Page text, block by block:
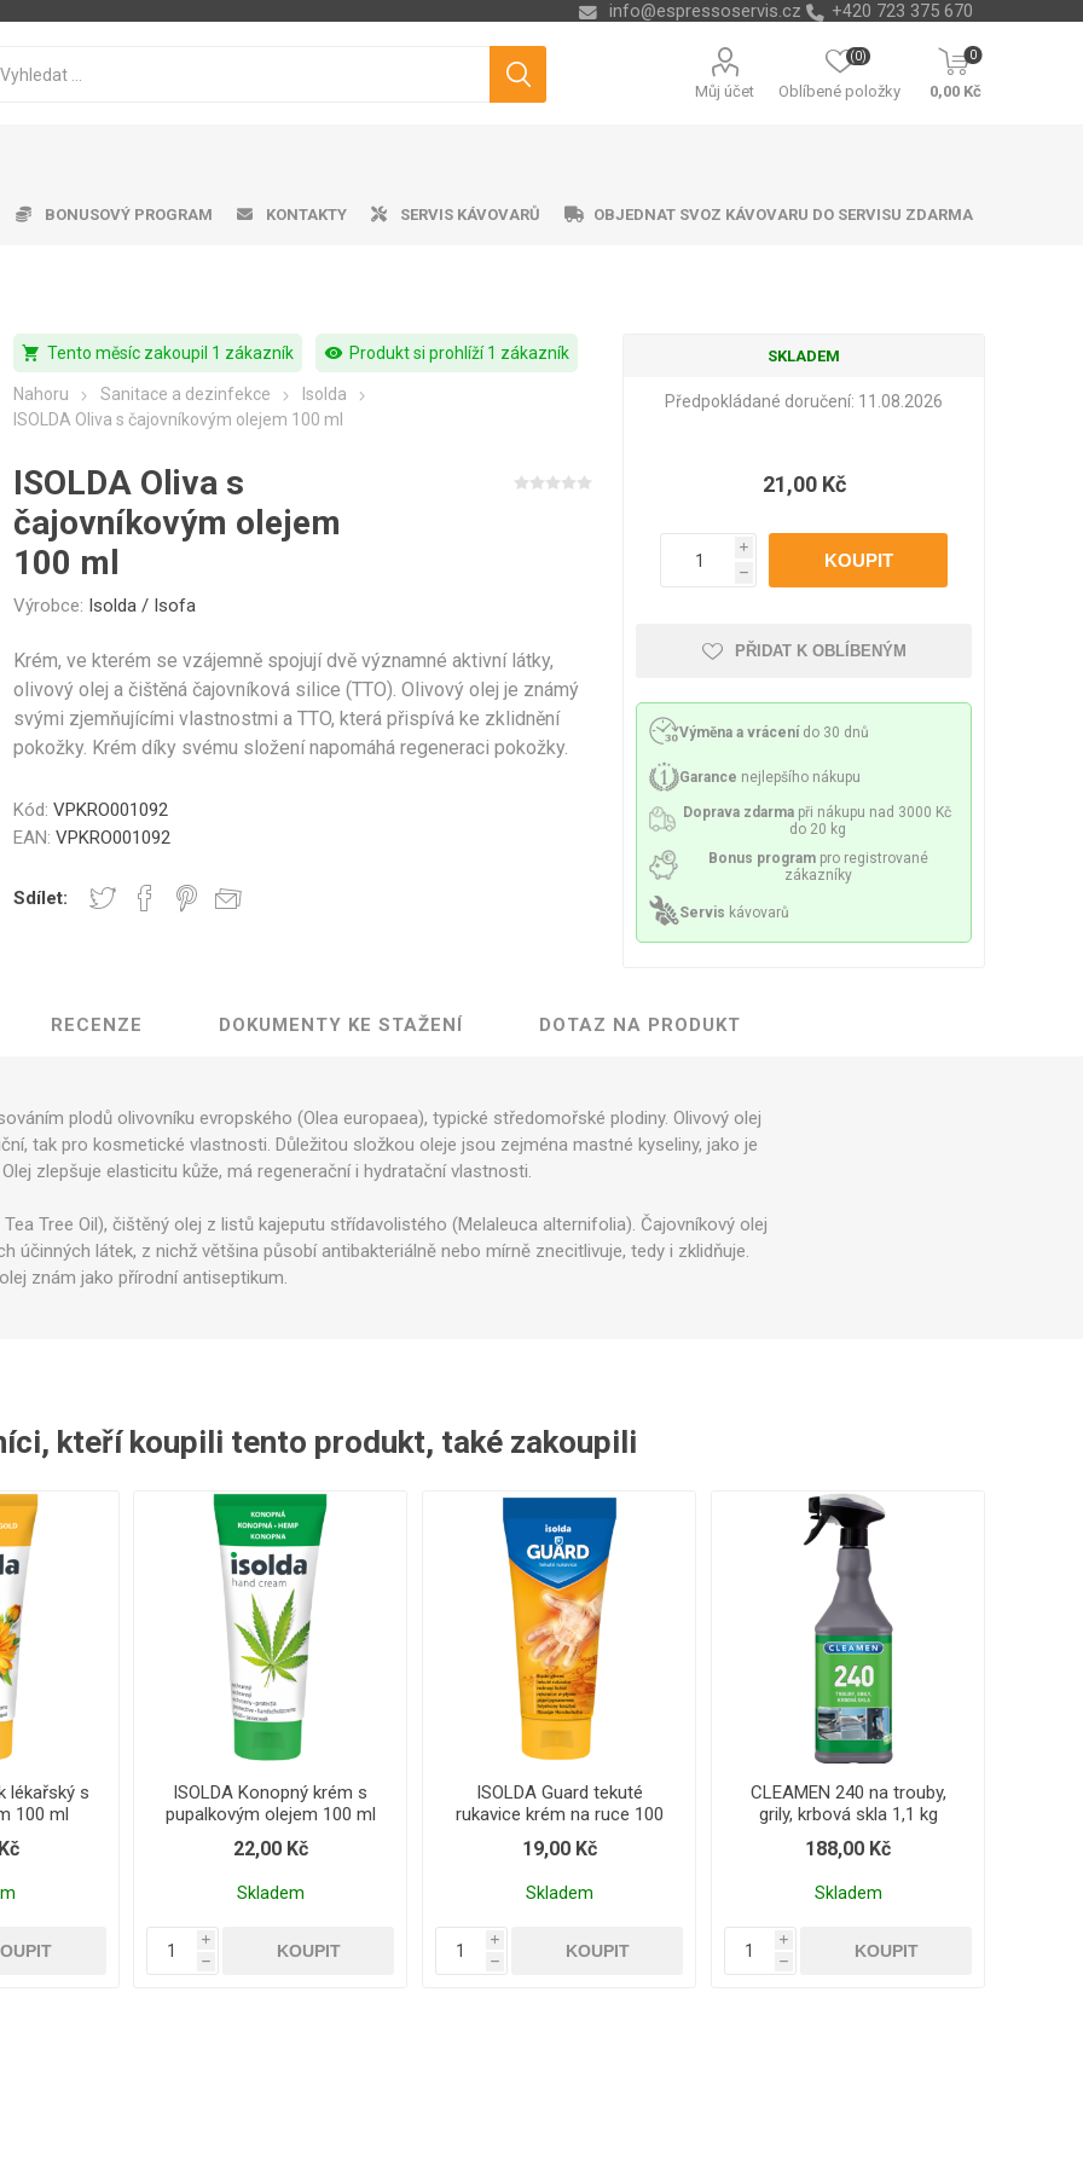
info@espressoservis.cz +420 723 375 670
Můj účet Oblíbené položky
(0) 0
0,00 Kč
pražená káva Značková káva
kávovary Pákové kávovary Vending
ke kávovarům Pěniče mléka Filtry na vodu
a Sklenice
na vodu Výrobník mléčné pěny Odkapávací misky
Části krytu Mazivo
Elektronika Mlýnky Topná tělesa a spirály Čerpadla
a spínače Sady pro údržbu Ostatní náhradní díly
Profesionální pákové
professional Čistící prostředky Aplikační technika
Cukry Dárkové předměty
Philips Saeco Dr.Coffee Melitta Cleamen
Gastro
Professional
Jura Lamart
BONUSOVÝ PROGRAM KONTAKTY SERVIS KÁVOVARŮ OBJEDNAT SVOZ KÁVOVARU DO SERVISU ZDARMA
shopping_cart Tento měsíc zakoupil 1 zákazník visibility Produkt si prohlíží 1 zákazník
Nahoru Sanitace a dezinfekce
Isolda
ISOLDA Oliva s čajovníkovým olejem 100 ml
ISOLDA Oliva s
čajovníkovým olejem
100 ml
Výrobce: Isolda / Isofa
​Krém, ve kterém se vzájemně spojují dvě významné aktivní látky,
olivový olej a čištěná čajovníková silice (TTO). Olivový olej je známý
svými zjemňujícími vlastnostmi a TTO, která přispívá ke zklidnění
pokožky. Krém díky svému složení napomáhá regeneraci pokožky.
Kód: VPKRO001092
EAN: VPKRO001092
Sdílet:
SKLADEM
Předpokládané doručení: 11.08.2026
21,00 Kč
i
h
PŘIDAT K OBLÍBENÝM
Výměna a vrácení do 30 dnů
Garance nejlepšího nákupu
Doprava zdarma při nákupu nad 3000 Kč
do 20 kg
Bonus program pro registrované
zákazníky
Servis kávovarů
RECENZE DOKUMENTY KE STAŽENÍ DOTAZ NA PRODUKT
plodů olivovníku evropského (Olea europaea), typické středomořské plodiny. Olivový olej
tak pro kosmetické vlastnosti. Důležitou složkou oleje jsou zejména mastné kyseliny, jako je
zlepšuje elasticitu kůže, má regenerační i hydratační vlastnosti.
Tea Tree Oil), čištěný olej z listů kajeputu střídavolistého (Melaleuca alternifolia). Čajovníkový olej
účinných látek, z nichž většina působí antibakteriálně nebo mírně znecitlivuje, tedy i zklidňuje.
znám jako přírodní antiseptikum.
kteří koupili tento produkt, také zakoupili
lékařský s
100 ml
ISOLDA Konopný krém s
pupalkovým olejem 100 ml
22,00 Kč
Skladem
i
h
ISOLDA Guard tekuté
rukavice krém na ruce 100
ml
19,00 Kč
Skladem
i
h
CLEAMEN 240 na trouby,
grily, krbová skla 1,1 kg
188,00 Kč
Skladem
i
h